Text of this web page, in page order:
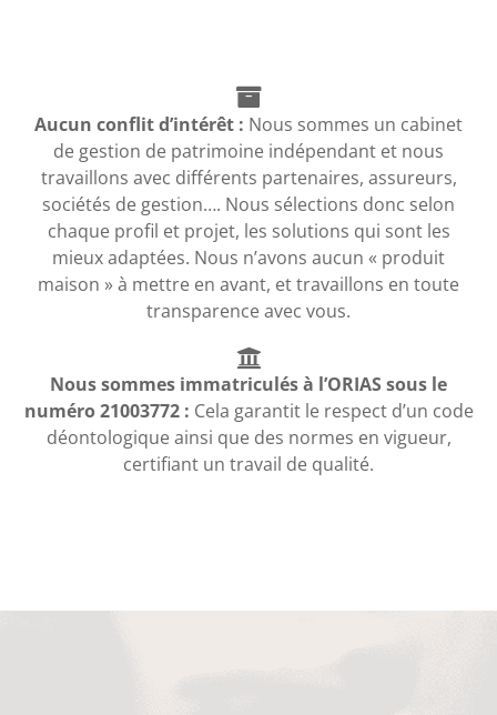
Aucun conflit d’intérêt : Nous sommes un cabinet
de gestion de patrimoine indépendant et nous
travaillons avec différents partenaires, assureurs,
sociétés de gestion…. Nous sélections donc selon
chaque profil et projet, les solutions qui sont les
mieux adaptées. Nous n’avons aucun « produit
maison » à mettre en avant, et travaillons en toute
transparence avec vous.
Nous sommes immatriculés à l’ORIAS sous le
numéro 21003772 : Cela garantit le respect d’un code
déontologique ainsi que des normes en vigueur,
certifiant un travail de qualité.